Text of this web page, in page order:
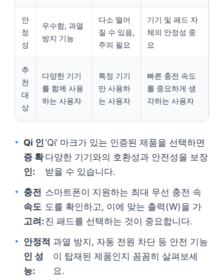
안
정
성
우수함, 과열
방지 기능
다소 떨어
질 수 있음,
주의 필요
기기 및 패드 자
체의 안정성 중
요
추
천
대
상
다양한 기기
를 함께 사용
하는 사용자
특정 기기
만 사용하
는 사용자
빠른 충전 속도
를 중요하게 생
각하는 사용자
Qi 인
증 확
인:
‘Qi’ 마크가 있는 인증된 제품을 선택하면
다양한 기기와의 호환성과 안전성을 보장
받을 수 있습니다.
충전
속도
고려:
스마트폰이 지원하는 최대 무선 충전 속
도를 확인하고, 이에 맞는 출력(W)을 가
진 패드를 선택하는 것이 중요합니다.
안정적
인 성
능:
과열 방지, 자동 전원 차단 등 안전 기능
이 탑재된 제품인지 꼼꼼히 살펴보세
요.